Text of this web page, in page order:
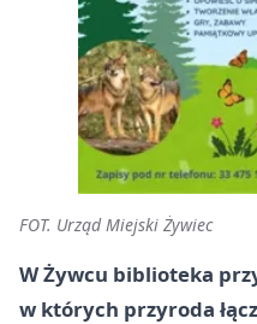
FOT. Urząd Miejski Żywiec
W Żywcu biblioteka
w których przyroda